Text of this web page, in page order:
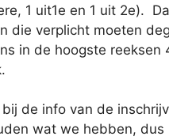
1 uit1e en 1 uit 2e).
die verplicht moeten
in de hoogste
de info van de
wat we hebben, dus